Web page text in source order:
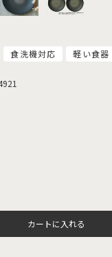
食洗機対応 軽い食器
カートに入れる